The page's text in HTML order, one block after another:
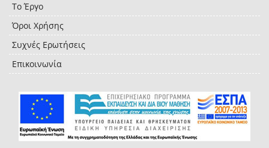
Το Έργο
Όροι Χρήσης
Συχνές Ερωτήσεις
Επικοινωνία